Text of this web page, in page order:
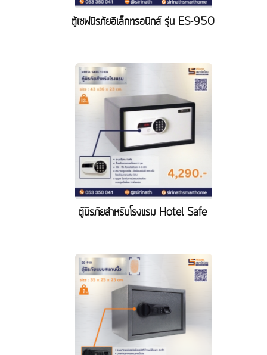
ตู้เซฟนิรภัยอิเล็กทรอนิกส์ รุ่น ES-950
ตู้นิรภัยสำหรับโรงแรม Hotel Safe